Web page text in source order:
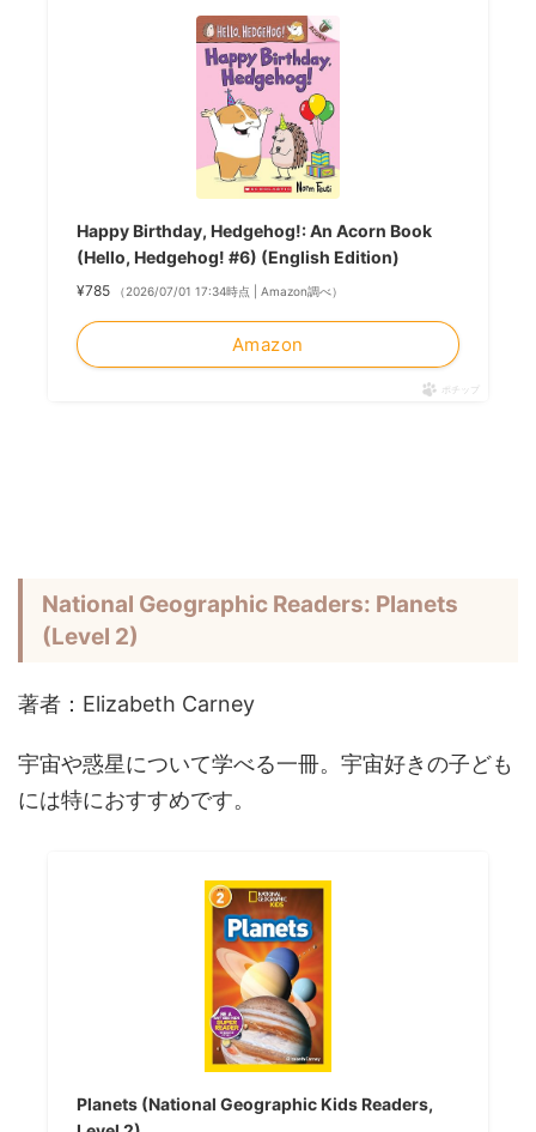
Happy Birthday, Hedgehog!: An Acorn Book
(Hello, Hedgehog! #6) (English Edition)
¥785 （2026/07/01 17:34時点 | Amazon調べ）
Amazon
ポチップ
National Geographic Readers: Planets
(Level 2)
著者：Elizabeth Carney
宇宙や惑星について学べる一冊。宇宙好きの子ども
には特におすすめです。
Planets (National Geographic Kids Readers,